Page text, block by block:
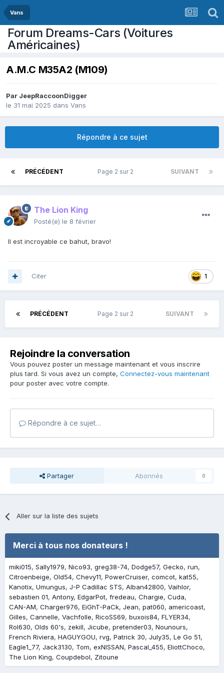
Vans
Forum Dreams-Cars (Voitures
Américaines)
A.M.C M35A2 (M109)
Par JeepRaccoonDigger
le 31 mai 2025 dans Vans
Répondre à ce sujet
PRÉCÉDENT SUIVANT
Page 2 sur 2
The Lion King
Posté(e) le 8 février
Il est incroyable ce bahut, bravo!
1
Citer
PRÉCÉDENT SUIVANT
Page 2 sur 2
Rejoindre la conversation
Vous pouvez poster un message maintenant et vous inscrire
plus tard. Si vous avez un compte, Connectez-vous maintenant
pour poster avec votre compte.
Répondre à ce sujet…
Partager Abonnés 0
Aller sur la liste des sujets
Merci à tous nos donateurs !
miki015 Sally1979 Nico93 greg38-74 Dodge57 Gecko run
Citroenbeige Old54 Chevy11 PowerCruiser comcot kat55
Kanotix Umungus J-P Cadillac STS Alban42800 Vaihlor
sebastien 01 Antony EdgarPot fredeau Chargie Cuda
CAN-AM Charger976 EiGhT-PaCk Jean pat060
americoast
Gilles Cannelle Vachfolle RicoSS69 buxois84 FLYER34
Rol630 Olds 60's zekill Jicube pretender03 Nounours
French Riviera HAGUYGOU rvg Patrick 30 July35 Le Go 51
Eagle1_77 Jack3130 Tom exNISSAN Pascal_455 EliottChoco
The Lion King Coupdebol Zitoune